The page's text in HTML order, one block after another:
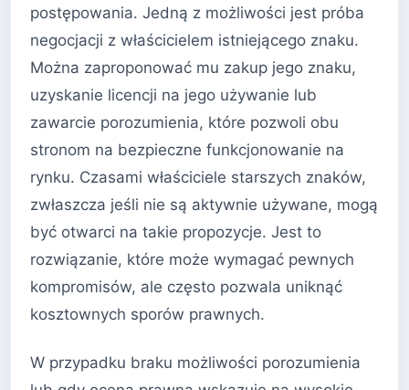
postępowania. Jedną z możliwości jest próba
negocjacji z właścicielem istniejącego znaku.
Można zaproponować mu zakup jego znaku,
uzyskanie licencji na jego używanie lub
zawarcie porozumienia, które pozwoli obu
stronom na bezpieczne funkcjonowanie na
rynku. Czasami właściciele starszych znaków,
zwłaszcza jeśli nie są aktywnie używane, mogą
być otwarci na takie propozycje. Jest to
rozwiązanie, które może wymagać pewnych
kompromisów, ale często pozwala uniknąć
kosztownych sporów prawnych.
W przypadku braku możliwości porozumienia